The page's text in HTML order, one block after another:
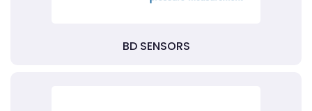
BD SENSORS